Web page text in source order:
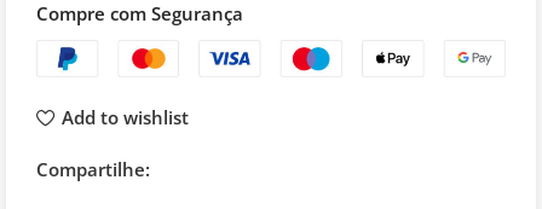
Compre com Segurança
Add to wishlist
Compartilhe: